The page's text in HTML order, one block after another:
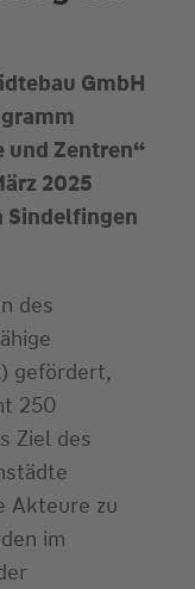
GmbH
Zentren“
2025
Sindelfingen
des
gefördert,
250
Ziel des
Akteure zu
im